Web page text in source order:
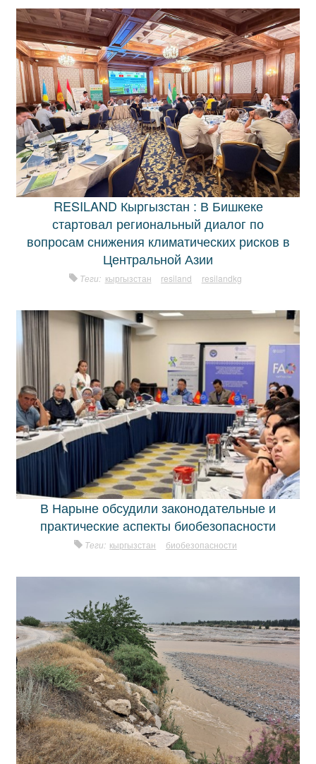
RESILAND Кыргызстан : В Бишкеке
стартовал региональный диалог по
вопросам снижения климатических рисков в
Центральной Азии
Теги: кыргызстан resiland resilandkg
В Нарыне обсудили законодательные и
практические аспекты биобезопасности
Теги: кыргызстан биобезопасности